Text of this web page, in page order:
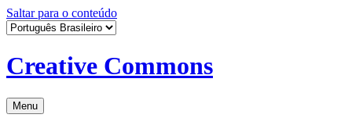
Saltar para o conteúdo
Creative Commons
Menu